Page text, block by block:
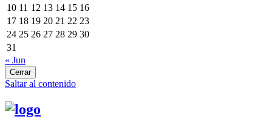
10 11 12 13 14 15 16
17 18 19 20 21 22 23
24 25 26 27 28 29 30
31
« Jun
Cerrar
Saltar al contenido